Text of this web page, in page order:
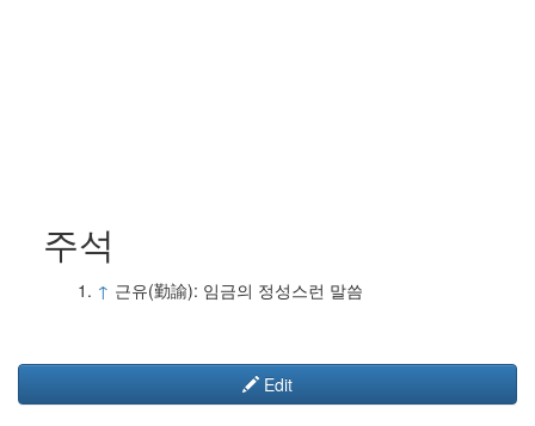
주석
↑ 근유(勤諭): 임금의 정성스런 말씀
Edit